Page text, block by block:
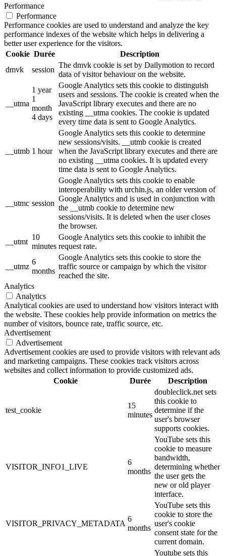
Performance
Performance
Performance cookies are used to understand and analyze the key
performance indexes of the website which helps in delivering a
better user experience for the visitors.
Cookie Durée
Description
dmvk
session
The dmvk cookie is set by Dailymotion to record
data of visitor behaviour on the website.
__utma
1 year
1
month
4 days
Google Analytics sets this cookie to distinguish
users and sessions. The cookie is created when the
JavaScript library executes and there are no
existing __utma cookies. The cookie is updated
every time data is sent to Google Analytics.
__utmb 1 hour
Google Analytics sets this cookie to determine
new sessions/visits. __utmb cookie is created
when the JavaScript library executes and there are
no existing __utma cookies. It is updated every
time data is sent to Google Analytics.
__utmc session
Google Analytics sets this cookie to enable
interoperability with urchin.js, an older version of
Google Analytics and is used in conjunction with
the __utmb cookie to determine new
sessions/visits. It is deleted when the user closes
the browser.
__utmt
10
minutes
Google Analytics sets this cookie to inhibit the
request rate.
__utmz
6
months
Google Analytics sets this cookie to store the
traffic source or campaign by which the visitor
reached the site.
Analytics
Analytics
Analytical cookies are used to understand how visitors interact with
the website. These cookies help provide information on metrics the
number of visitors, bounce rate, traffic source, etc.
Advertisement
Advertisement
Advertisement cookies are used to provide visitors with relevant ads
and marketing campaigns. These cookies track visitors across
websites and collect information to provide customized ads.
Cookie
Durée Description
test_cookie
15
minutes
doubleclick.net sets
this cookie to
determine if the
user's browser
supports cookies.
VISITOR_INFO1_LIVE
6
months
YouTube sets this
cookie to measure
bandwidth,
determining whether
the user gets the
new or old player
interface.
VISITOR_PRIVACY_METADATA
6
months
YouTube sets this
cookie to store the
user's cookie
consent state for the
current domain.
Youtube sets this